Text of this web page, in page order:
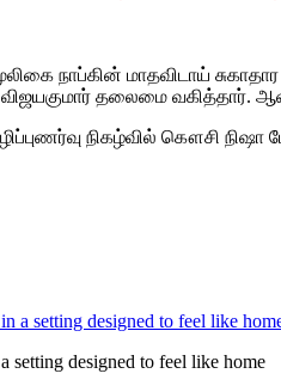
நாப்கின் மாதவிடாய்
விஜயகுமார் தலைமை வகித்தார்.
நிகழ்வில் கௌசி நிஷா
setting designed to feel like home